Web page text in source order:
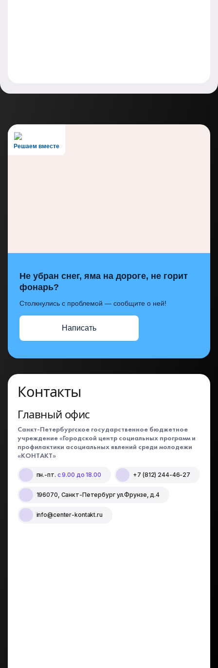
Решаем вместе
Не убран снег, яма на дороге, не горит
фонарь?
Столкнулись с проблемой — сообщите о ней!
Написать
Контакты
Главный офис
Санкт-Петербургское государственное бюджетное
учреждение «Городской центр социальных программ и
профилактики асоциальных явлений среди молодежи
«КОНТАКТ»
пн.-пт. с 9.00 до 18.00 +7 (812) 244-46-27
196070, Санкт-Петербург ул.Фрунзе, д.4
info@center-kontakt.ru